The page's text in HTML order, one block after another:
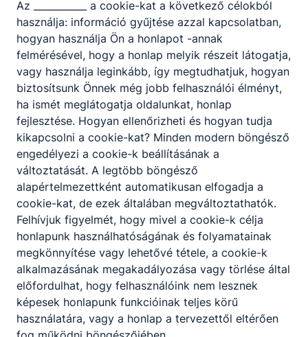
hónapban
Facebook
Az ___________ a cookie-kat a következő célokból
használja: információ gyűjtése azzal kapcsolatban,
hogyan használja Ön a honlapot -annak
felmérésével, hogy a honlap melyik részeit látogatja,
vagy használja leginkább, így megtudhatjuk, hogyan
biztosítsunk Önnek még jobb felhasználói élményt,
ha ismét meglátogatja oldalunkat, honlap
fejlesztése. Hogyan ellenőrizheti és hogyan tudja
kikapcsolni a cookie-kat? Minden modern böngésző
engedélyezi a cookie-k beállításának a
változtatását. A legtöbb böngésző
alapértelmezettként automatikusan elfogadja a
cookie-kat, de ezek általában megváltoztathatók.
Felhívjuk figyelmét, hogy mivel a cookie-k célja
honlapunk használhatóságának és folyamatainak
megkönnyítése vagy lehetővé tétele, a cookie-k
alkalmazásának megakadályozása vagy törlése által
előfordulhat, hogy felhasználóink nem lesznek
képesek honlapunk funkcióinak teljes körű
használatára, vagy a honlap a tervezettől eltérően